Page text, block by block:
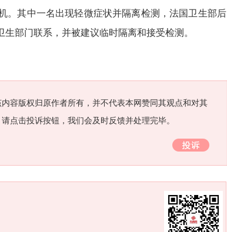
。其中一名出现轻微症状并隔离检测，法国卫生部后
部门联系，并被建议临时隔离和接受检测。
容版权归原作者所有，并不代表本网赞同其观点和对其
点击投诉按钮，我们会及时反馈并处理完毕。